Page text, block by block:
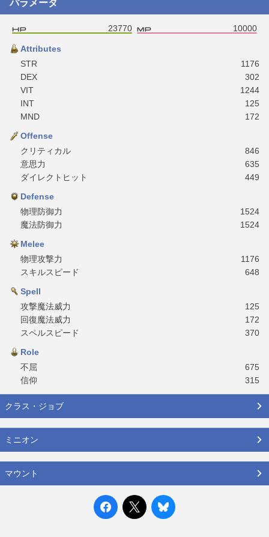
パラメータ
23770 10000
Attributes
STR
1176
DEX
302
VIT
1244
INT
125
MND
172
Offense
クリティカル
846
意思力
635
ダイレクトヒット
449
Defense
物理防御力
1524
魔法防御力
1524
Melee
物理攻撃力
1176
スキルスピード
648
Spell
攻撃魔法威力
125
回復魔法威力
172
スペルスピード
370
Role
不屈
675
信仰
315
クラス・ジョブ
ミニオン
マウント